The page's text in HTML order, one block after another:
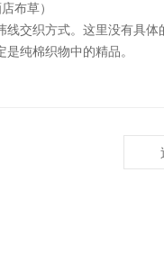
布草）
织方式。这里没有具体
纯棉织物中的精品。